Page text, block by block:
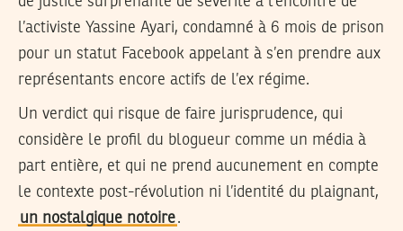
l’activiste Yassine Ayari, condamné à 6 mois de prison
pour un statut Facebook appelant à s’en prendre aux
représentants encore actifs de l’ex régime.
Un verdict qui risque de faire jurisprudence, qui
considère le profil du blogueur comme un média à
part entière, et qui ne prend aucunement en compte
le contexte post-révolution ni l’identité du plaignant,
un nostalgique notoire.